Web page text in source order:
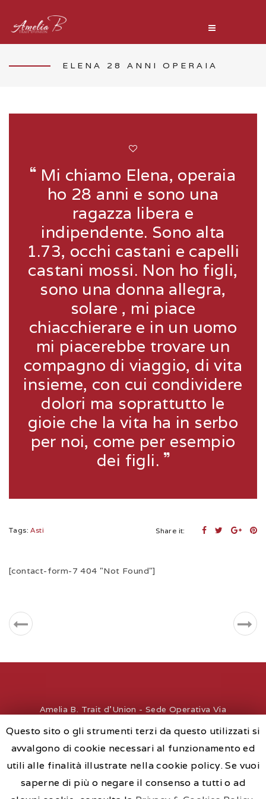
ELENA 28 ANNI OPERAIA
Mi chiamo Elena, operaia
ho 28 anni e sono una
ragazza libera e
indipendente. Sono alta
1.73, occhi castani e capelli
castani mossi. Non ho figli,
sono una donna allegra,
solare , mi piace
chiacchierare e in un uomo
mi piacerebbe trovare un
compagno di viaggio, di vita
insieme, con cui condividere
dolori ma soprattutto le
gioie che la vita ha in serbo
per noi, come per esempio
dei figli.
Tags:Asti Share it:
[contact-form-7 404 "Not Found"]
Amelia B. Trait d'Union - Sede Operativa Via
Roma, 40 - 28041 Arona - Italy - P.IVA
02565410186 - REA-NO 235850
Questo sito o gli strumenti terzi da questo utilizzati si
avvalgono di cookie necessari al funzionamento ed
utili alle finalità illustrate nella cookie policy. Se vuoi
saperne di più o negare il consenso a tutti o ad